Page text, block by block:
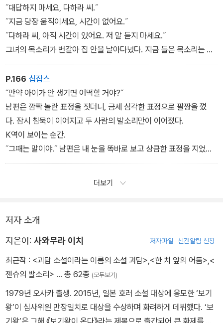
˝하지만….˝
˝그것이에요. 받지 마세요.˝
그녀는 똑같은 말을 반복했다. 사무적으로, 무표정하게.
이상하다.
˝대답하지 마세요, 다하라 씨.˝
˝지금 당장 움직이세요, 시간이 없어요.˝
˝다하라 씨, 아직 시간이 있어요. 저 말 듣지 마세요.˝
그녀의 목소리가 번갈아 집 안을 날아다녔다. 지금 들은 목소리는 누
구일까? 조금 전에 들은 목소리는? 어느 쪽이 진짜마코토의 언니일
까?
P.166 십잡스
˝만약 아이가 안 생기면 어떡할 거야?˝
남편은 깜짝 놀란 표정을 짓더니, 금세 심각한 표정으로 팔짱을 꼈
다. 잠시 침묵이 이어지고 두 사람의 발소리만이 이어졌다.
K역이 보이는 순간.
˝그때는 말이야.˝ 남편은 내 눈을 똑바로 보고 상큼한 표정을 지었
다. ˝최선을 다해 도와줄게. 자기가 잘 치료받을 수 있도록.˝
더보기
저자 소개
지은이: 사와무라 이치 저자파일 신간알림 신청
최근작 : <괴담 소설이라는 이름의 소설 괴담>,<한 치 앞의 어둠>,<
젠슈의 발소리> … 총 62종 (모두보기)
1979년 오사카 출생. 2015년, 일본 호러 소설 대상에 응모한 ‘보기
왕’이 심사위원 만장일치로 대상을 수상하며 화려하게 데뷔했다. ‘보